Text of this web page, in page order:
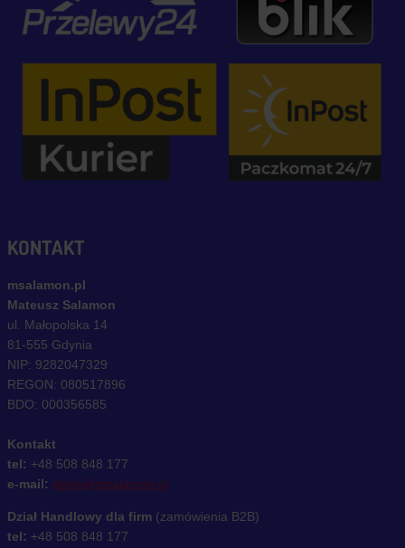
KONTAKT
msalamon.pl
Mateusz Salamon
ul. Małopolska 14
81-555 Gdynia
NIP: 9282047329
REGON: 080517896
BDO: 000356585
Kontakt
tel: +48 508 848 177
e-mail: sklep@msalamon.pl
Dział Handlowy dla firm (zamówienia B2B)
tel: +48 508 848 177